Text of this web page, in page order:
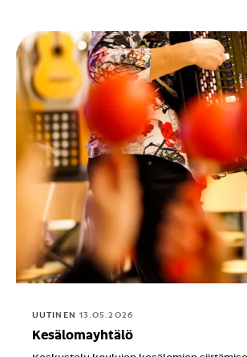
UUTINEN 13.05.2026
Kesälomayhtälö